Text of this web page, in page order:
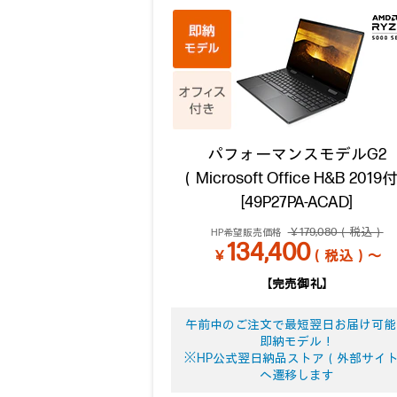
パフォーマンスモデルG2
（Microsoft Office H&B 2019付
[49P27PA-ACAD]
HP希望販売価格 ￥179,080（税込）
￥134,400（税込）～
【完売御礼】
午前中のご注文で最短翌日お届け可
即納モデル！
※HP公式翌日納品ストア（外部サイト
へ遷移します